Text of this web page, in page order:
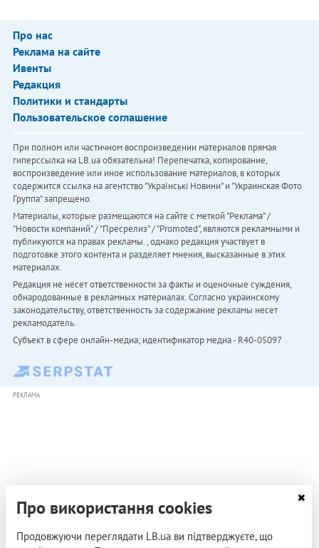
Про нас
Реклама на сайте
Ивенты
Редакция
Политики и стандарты
Пользовательское соглашение
При полном или частичном воспроизведении материалов прямая
гиперссылка на LB.ua обязательна! Перепечатка, копирование,
воспроизведение или иное использование материалов, в которых
содержится ссылка на агентство "Українськi Новини" и "Украинская Фото
Группа" запрещено.
Материалы, которые размещаются на сайте с меткой "Реклама" /
"Новости компаний" / "Пресрелиз" / "Promoted", являются рекламными и
публикуются на правах рекламы. , однако редакция участвует в
подготовке этого контента и разделяет мнения, высказанные в этих
материалах.
Редакция не несет ответственности за факты и оценочные суждения,
обнародованные в рекламных материалах. Согласно украинскому
законодательству, ответственность за содержание рекламы несет
рекламодатель.
Субъект в сфере онлайн-медиа; идентификатор медиа - R40-05097
РЕКЛАМА
Про використання cookies
Продовжуючи переглядати LB.ua ви підтверджуєте, що